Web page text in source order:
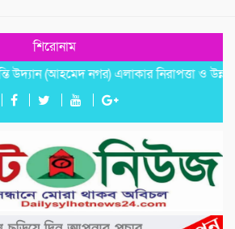
শিরোনাম
(আহমেদ নগর) এলাকার নিরাপত্তা ও উন্নয়নমূলক